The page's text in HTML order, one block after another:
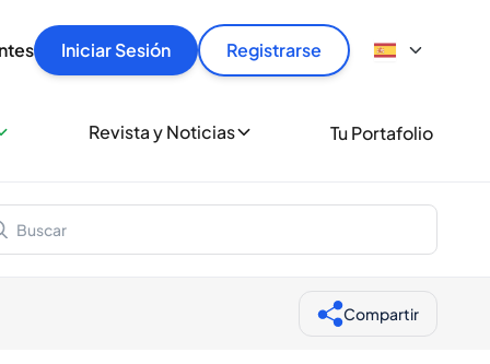
Iniciar Sesión Registrarse
rápido, con seguridad y al mejor precio.
miles de amantes del whisky y los destilados.
Revista y Noticias Tu Portafolio
Compartir